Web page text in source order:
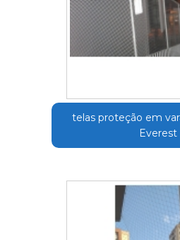
telas proteção em
Everest